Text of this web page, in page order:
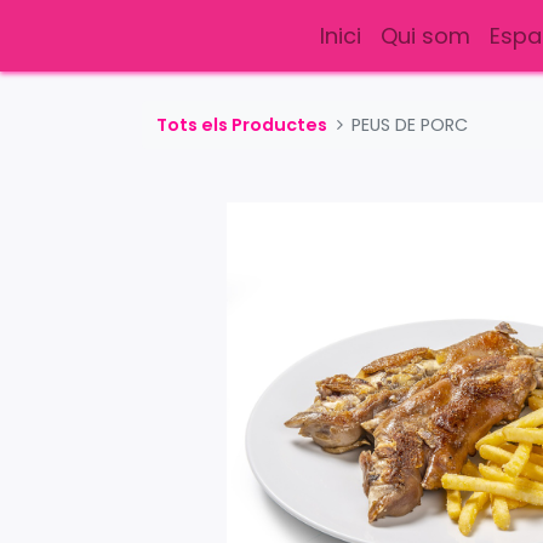
Inici Qui som
Tots els Productes PEUS DE PORC